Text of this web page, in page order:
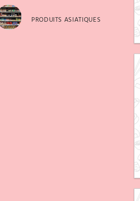
PRODUITS ASIATIQUES